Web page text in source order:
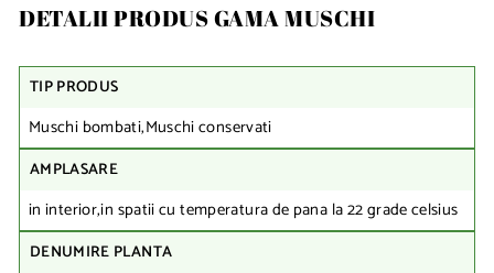
DETALII PRODUS GAMA MUSCHI
TIP PRODUS
Muschi bombati,Muschi conservati
AMPLASARE
in interior,in spatii cu temperatura de pana la 22 grade celsius
DENUMIRE PLANTA